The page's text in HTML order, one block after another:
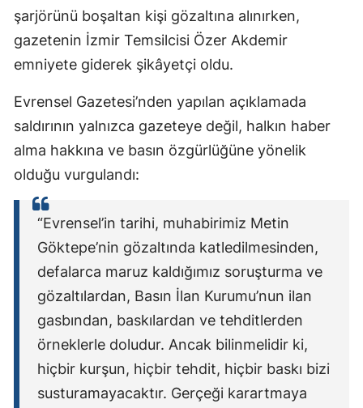
şarjörünü boşaltan kişi gözaltına alınırken,
gazetenin İzmir Temsilcisi Özer Akdemir
emniyete giderek şikâyetçi oldu.
Evrensel Gazetesi’nden yapılan açıklamada
saldırının yalnızca gazeteye değil, halkın haber
alma hakkına ve basın özgürlüğüne yönelik
olduğu vurgulandı:
“Evrensel’in tarihi, muhabirimiz Metin
Göktepe’nin gözaltında katledilmesinden,
defalarca maruz kaldığımız soruşturma ve
gözaltılardan, Basın İlan Kurumu’nun ilan
gasbından, baskılardan ve tehditlerden
örneklerle doludur. Ancak bilinmelidir ki,
hiçbir kurşun, hiçbir tehdit, hiçbir baskı bizi
susturamayacaktır. Gerçeği karartmaya